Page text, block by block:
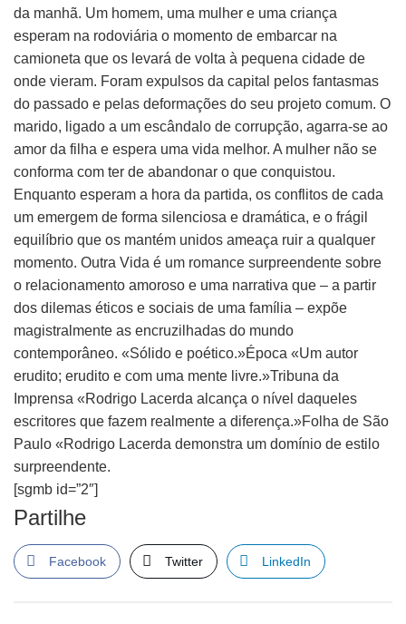
da manhã. Um homem, uma mulher e uma criança
esperam na rodoviária o momento de embarcar na
camioneta que os levará de volta à pequena cidade de
onde vieram. Foram expulsos da capital pelos fantasmas
do passado e pelas deformações do seu projeto comum. O
marido, ligado a um escândalo de corrupção, agarra-se ao
amor da filha e espera uma vida melhor. A mulher não se
conforma com ter de abandonar o que conquistou.
Enquanto esperam a hora da partida, os conflitos de cada
um emergem de forma silenciosa e dramática, e o frágil
equilíbrio que os mantém unidos ameaça ruir a qualquer
momento. Outra Vida é um romance surpreendente sobre
o relacionamento amoroso e uma narrativa que – a partir
dos dilemas éticos e sociais de uma família – expõe
magistralmente as encruzilhadas do mundo
contemporâneo. «Sólido e poético.»Época «Um autor
erudito; erudito e com uma mente livre.»Tribuna da
Imprensa «Rodrigo Lacerda alcança o nível daqueles
escritores que fazem realmente a diferença.»Folha de São
Paulo «Rodrigo Lacerda demonstra um domínio de estilo
surpreendente.
[sgmb id=”2″]
Partilhe
Facebook Twitter LinkedIn